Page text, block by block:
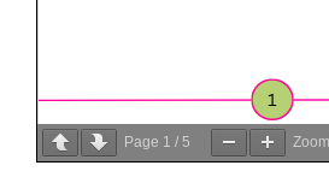
Page 1 / 5 Zoom